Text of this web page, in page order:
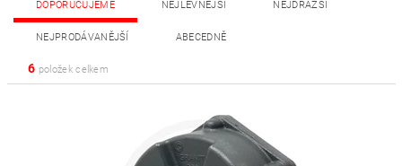
DOPORUČUJEME NEJLEVNĚJŠÍ NEJDRAŽŠÍ
NEJPRODÁVANĚJŠÍ ABECEDNĚ
6 položek celkem